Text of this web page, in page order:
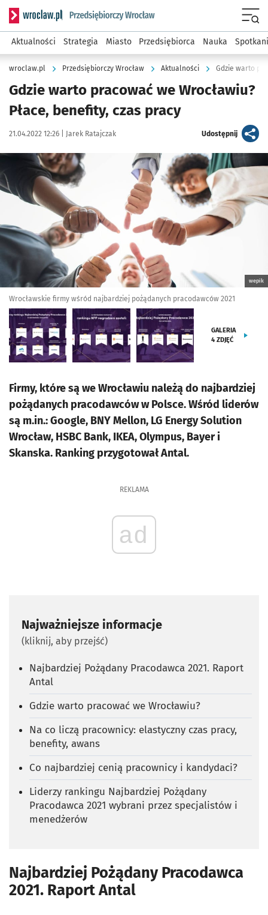
Serwis informacyjny wroclaw.pl podserwis: Strategia
Aktualności Strategia Miasto Przedsiębiorca Nauka
wroclaw.pl Przedsiębiorczy Wrocław Aktualności Gdzie warto
Gdzie warto pracować we Wrocławiu?
Płace, benefity, czas pracy
Data publikacji:
21.04.2022 12:26 | Autor:
Jarek Ratajczak Udostępnijartykuł
Kliknij, aby zobaczyć galerię
wepik
Wrocławskie firmy wśród najbardziej pożądanych pracodawców 2021
GALERIA
4 ZDJĘĆ
Firmy, które są we Wrocławiu należą do najbardziej
pożądanych pracodawców w Polsce. Wśród liderów
są m.in.: Google, BNY Mellon, LG Energy Solution
Wrocław, HSBC Bank, IKEA, Olympus, Bayer i
Skanska. Ranking przygotował Antal.
REKLAMA
ad
Najważniejsze informacje
(kliknij, aby przejść)
Najbardziej Pożądany Pracodawca 2021. Raport
Antal
Gdzie warto pracować we Wrocławiu?
Na co liczą pracownicy: elastyczny czas pracy,
benefity, awans
Co najbardziej cenią pracownicy i kandydaci?
Liderzy rankingu Najbardziej Pożądany
Pracodawca 2021 wybrani przez specjalistów i
menedżerów
Najbardziej Pożądany Pracodawca
2021. Raport Antal